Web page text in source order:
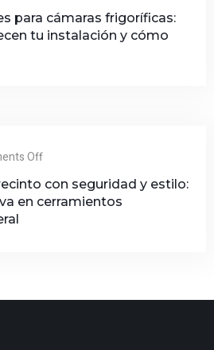
para cámaras frigoríficas:
tu instalación y cómo
Off
con seguridad y estilo:
en cerramientos